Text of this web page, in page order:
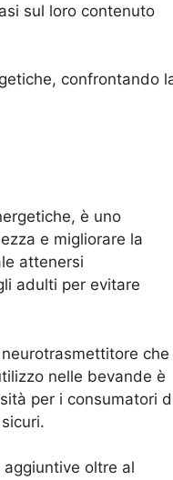
sul loro contenuto
confrontando
è uno
e migliorare la
attenersi
adulti per evitare
che
nelle bevande è
per i consumatori
oltre al